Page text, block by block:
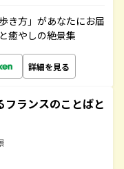
き方」があなたにお届
癒やしの絶景集
詳細を見る
フランスのことばと